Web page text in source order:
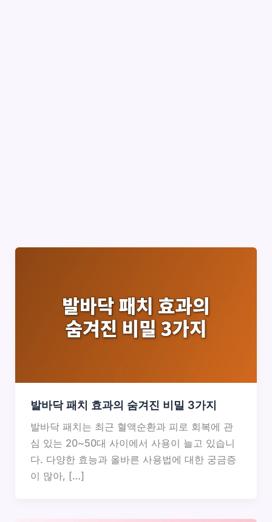
발바닥 패치 효과의 숨겨진 비밀 3가지
발바닥 패치는 최근 혈액순환과 피로 회복에 관
심 있는 20~50대 사이에서 사용이 늘고 있습니
다. 다양한 효능과 올바른 사용법에 대한 궁금증
이 많아, […]